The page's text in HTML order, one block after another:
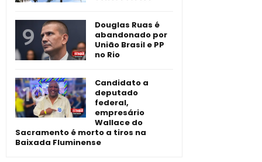
Douglas Ruas é
abandonado por
União Brasil e PP
no Rio
Candidato a
deputado
federal,
empresário
Wallace do
Sacramento é morto a tiros na
Baixada Fluminense